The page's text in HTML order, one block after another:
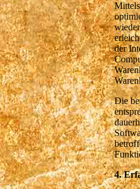
der
Die
4.